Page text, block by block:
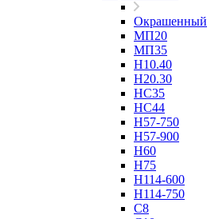
Окрашенный
МП20
МП35
Н10.40
Н20.30
НС35
НС44
Н57-750
Н57-900
Н60
Н75
Н114-600
Н114-750
С8